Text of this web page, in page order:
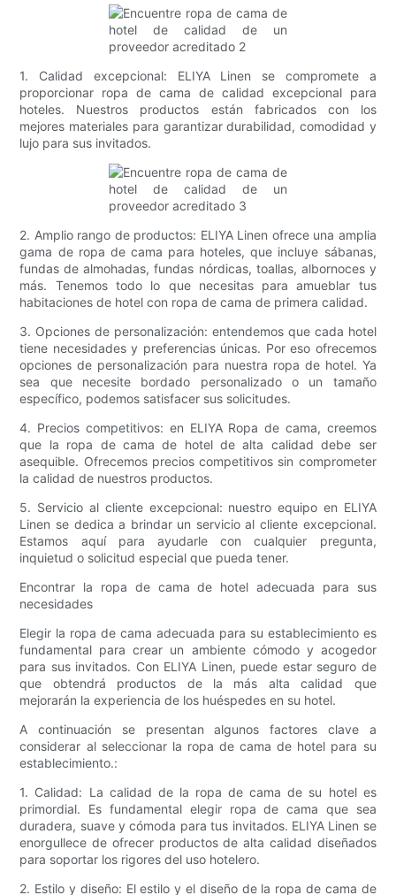
1. Calidad excepcional: ELIYA Linen se compromete a
proporcionar ropa de cama de calidad excepcional para
hoteles. Nuestros productos están fabricados con los
mejores materiales para garantizar durabilidad, comodidad y
lujo para sus invitados.
2. Amplio rango de productos: ELIYA Linen ofrece una amplia
gama de ropa de cama para hoteles, que incluye sábanas,
fundas de almohadas, fundas nórdicas, toallas, albornoces y
más. Tenemos todo lo que necesitas para amueblar tus
habitaciones de hotel con ropa de cama de primera calidad.
3. Opciones de personalización: entendemos que cada hotel
tiene necesidades y preferencias únicas. Por eso ofrecemos
opciones de personalización para nuestra ropa de hotel. Ya
sea que necesite bordado personalizado o un tamaño
específico, podemos satisfacer sus solicitudes.
4. Precios competitivos: en ELIYA Ropa de cama, creemos
que la ropa de cama de hotel de alta calidad debe ser
asequible. Ofrecemos precios competitivos sin comprometer
la calidad de nuestros productos.
5. Servicio al cliente excepcional: nuestro equipo en ELIYA
Linen se dedica a brindar un servicio al cliente excepcional.
Estamos aquí para ayudarle con cualquier pregunta,
inquietud o solicitud especial que pueda tener.
Encontrar la ropa de cama de hotel adecuada para sus
necesidades
Elegir la ropa de cama adecuada para su establecimiento es
fundamental para crear un ambiente cómodo y acogedor
para sus invitados. Con ELIYA Linen, puede estar seguro de
que obtendrá productos de la más alta calidad que
mejorarán la experiencia de los huéspedes en su hotel.
A continuación se presentan algunos factores clave a
considerar al seleccionar la ropa de cama de hotel para su
establecimiento.:
1. Calidad: La calidad de la ropa de cama de su hotel es
primordial. Es fundamental elegir ropa de cama que sea
duradera, suave y cómoda para tus invitados. ELIYA Linen se
enorgullece de ofrecer productos de alta calidad diseñados
para soportar los rigores del uso hotelero.
2. Estilo y diseño: El estilo y el diseño de la ropa de cama de